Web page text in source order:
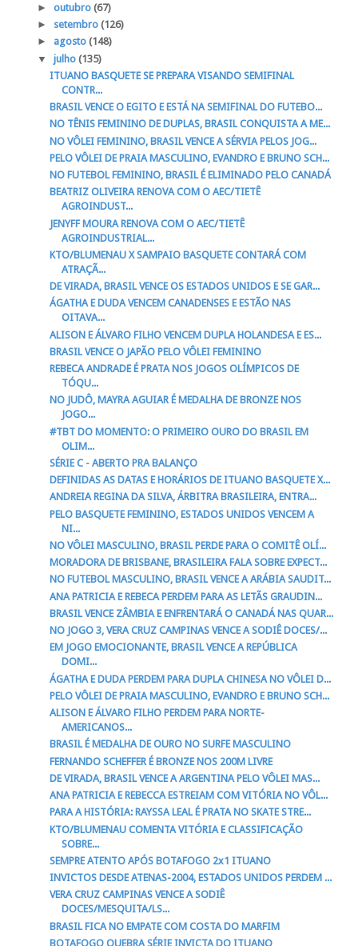
► outubro (67)
► setembro (126)
► agosto (148)
▼ julho (135)
ITUANO BASQUETE SE PREPARA VISANDO SEMIFINAL
CONTR...
BRASIL VENCE O EGITO E ESTÁ NA SEMIFINAL DO FUTEBO...
NO TÊNIS FEMININO DE DUPLAS, BRASIL CONQUISTA A ME...
NO VÔLEI FEMININO, BRASIL VENCE A SÉRVIA PELOS JOG...
PELO VÔLEI DE PRAIA MASCULINO, EVANDRO E BRUNO SCH...
NO FUTEBOL FEMININO, BRASIL É ELIMINADO PELO CANADÁ
BEATRIZ OLIVEIRA RENOVA COM O AEC/TIETÊ
AGROINDUST...
JENYFF MOURA RENOVA COM O AEC/TIETÊ
AGROINDUSTRIAL...
KTO/BLUMENAU X SAMPAIO BASQUETE CONTARÁ COM
ATRAÇÃ...
DE VIRADA, BRASIL VENCE OS ESTADOS UNIDOS E SE GAR...
ÁGATHA E DUDA VENCEM CANADENSES E ESTÃO NAS
OITAVA...
ALISON E ÁLVARO FILHO VENCEM DUPLA HOLANDESA E ES...
BRASIL VENCE O JAPÃO PELO VÔLEI FEMININO
REBECA ANDRADE É PRATA NOS JOGOS OLÍMPICOS DE
TÓQU...
NO JUDÔ, MAYRA AGUIAR É MEDALHA DE BRONZE NOS
JOGO...
#TBT DO MOMENTO: O PRIMEIRO OURO DO BRASIL EM
OLIM...
SÉRIE C - ABERTO PRA BALANÇO
DEFINIDAS AS DATAS E HORÁRIOS DE ITUANO BASQUETE X...
ANDREIA REGINA DA SILVA, ÁRBITRA BRASILEIRA, ENTRA...
PELO BASQUETE FEMININO, ESTADOS UNIDOS VENCEM A
NI...
NO VÔLEI MASCULINO, BRASIL PERDE PARA O COMITÊ OLÍ...
MORADORA DE BRISBANE, BRASILEIRA FALA SOBRE EXPECT...
NO FUTEBOL MASCULINO, BRASIL VENCE A ARÁBIA SAUDIT...
ANA PATRICIA E REBECA PERDEM PARA AS LETÃS GRAUDIN...
BRASIL VENCE ZÂMBIA E ENFRENTARÁ O CANADÁ NAS QUAR...
NO JOGO 3, VERA CRUZ CAMPINAS VENCE A SODIÊ DOCES/...
EM JOGO EMOCIONANTE, BRASIL VENCE A REPÚBLICA
DOMI...
ÁGATHA E DUDA PERDEM PARA DUPLA CHINESA NO VÔLEI D...
PELO VÔLEI DE PRAIA MASCULINO, EVANDRO E BRUNO SCH...
ALISON E ÁLVARO FILHO PERDEM PARA NORTE-
AMERICANOS...
BRASIL É MEDALHA DE OURO NO SURFE MASCULINO
FERNANDO SCHEFFER É BRONZE NOS 200M LIVRE
DE VIRADA, BRASIL VENCE A ARGENTINA PELO VÔLEI MAS...
ANA PATRICIA E REBECCA ESTREIAM COM VITÓRIA NO VÔL...
PARA A HISTÓRIA: RAYSSA LEAL É PRATA NO SKATE STRE...
KTO/BLUMENAU COMENTA VITÓRIA E CLASSIFICAÇÃO
SOBRE...
SEMPRE ATENTO APÓS BOTAFOGO 2x1 ITUANO
INVICTOS DESDE ATENAS-2004, ESTADOS UNIDOS PERDEM ...
VERA CRUZ CAMPINAS VENCE A SODIÊ
DOCES/MESQUITA/LS...
BRASIL FICA NO EMPATE COM COSTA DO MARFIM
BOTAFOGO QUEBRA SÉRIE INVICTA DO ITUANO